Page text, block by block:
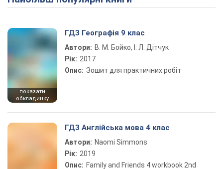
показати
обкладинку
ГДЗ Географія 9 клас
Автори: В. М. Бойко, І. Л. Дітчук
Рік: 2017
Опис: Зошит для практичних робіт
ГДЗ Англійська мова 4 клас
Автори: Naomi Simmons
Рік: 2019
Опис: Family and Friends 4 workbook 2nd